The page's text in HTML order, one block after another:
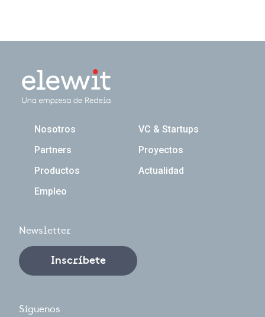
Navegación principal
Nosotros
VC & Startups
Partners
Proyectos
Productos
Actualidad
Empleo
Newsletter
Inscríbete
Síguenos